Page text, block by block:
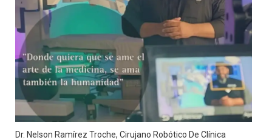
Dr. Nelson Ramírez Troche, Cirujano Robótico De Clínica